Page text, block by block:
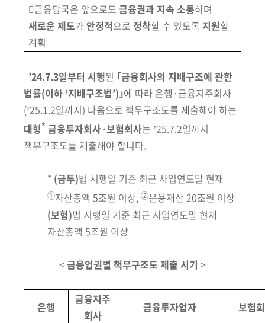
󰋼금융당국은 앞으로도 금융권과 지속 소통하며
새로운 제도가 안정적으로 정착할 수 있도록 지원할
계획
’24.7.3일부터 시행된 ｢금융회사의 지배구조에 관한
법률(이하 ‘지배구조법’) ｣에 따라 은행·금융지주회사
(ʼ25.1.2일까지) 다음으로 책무구조도를 제출해야 하는
대형* 금융투자회사·보험회사는 ʼ25.7.2일까지
책무구조도를 제출해야 합니다.
* (금투)법 시행일 기준 최근 사업연도말 현재
①자산총액 5조원 이상, ②운용재산 20조원 이상
(보험)법 시행일 기준 최근 사업연도말 현재
자산총액 5조원 이상
<금융업권별 책무구조도 제출 시기 >
은행
금융지주
회사
금융투자업자 보험